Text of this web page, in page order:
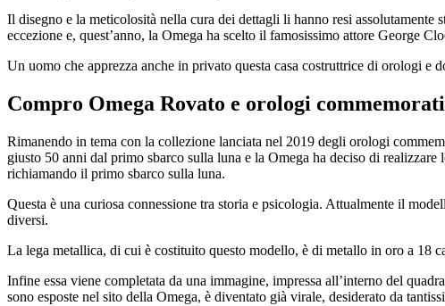
Il disegno e la meticolosità nella cura dei dettagli li hanno resi
eccezione e, quest’anno, la Omega ha scelto il famosissimo attore George
Un uomo che apprezza anche in privato questa casa costruttrice di orologi e
Compro Omega Rovato e orologi
Rimanendo in tema con la collezione lanciata nel 2019 degli orologi
giusto 50 anni dal primo sbarco sulla luna e la Omega ha deciso di
richiamando il primo sbarco sulla luna.
Questa è una curiosa connessione tra storia e psicologia. Attualmente il
diversi.
La lega metallica, di cui è costituito questo modello, è di metallo in oro a 18
Infine essa viene completata da una immagine, impressa all’interno del
sono esposte nel sito della Omega, è diventato già virale, desiderato da